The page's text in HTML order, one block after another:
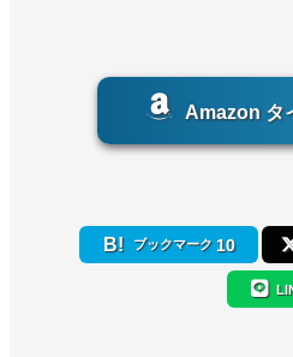
Amazon タ
ブックマーク 10